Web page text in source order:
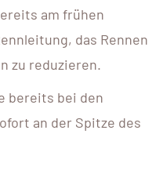
am frühen
das Rennen
zu reduzieren.
bereits bei den
an der Spitze des